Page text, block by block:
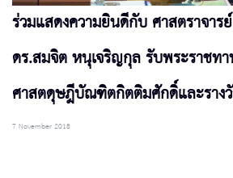
ร่วมแสดงความยินดีกับ ศาสตราจาร
ดร.สมจิต หนุเจริญกุล รับพระราช
ศาสตดุษฎีบัณฑิตกิตติมศักดิ์และราง
7 November 2018